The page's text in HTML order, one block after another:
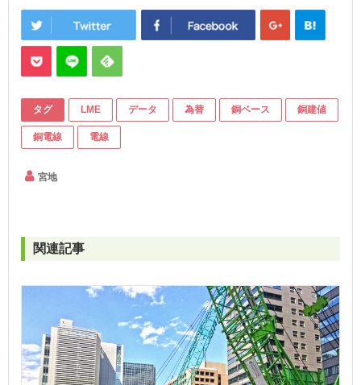
タグ LME データ 為替 銅ベース 銅建値
銅電線 電線
宮地
関連記事